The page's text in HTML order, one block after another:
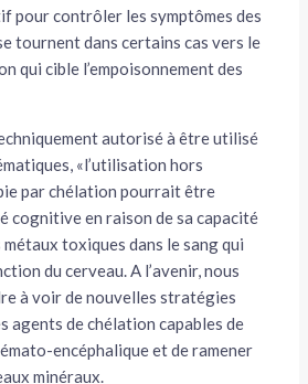
pour contrôler les symptômes des
tournent dans certains cas vers le
qui cible l’empoisonnement des
autorisé à être utilisé
«l’utilisation hors
par chélation pourrait être
cognitive en raison de sa capacité
toxiques dans le sang qui
du cerveau. A l’avenir, nous
à voir de nouvelles stratégies
agents de chélation capables de
encéphalique et de ramener
minéraux.